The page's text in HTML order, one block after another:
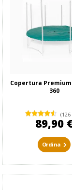
Copertura
360
(126
89,90
Ordina